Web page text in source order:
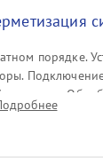
порядке.